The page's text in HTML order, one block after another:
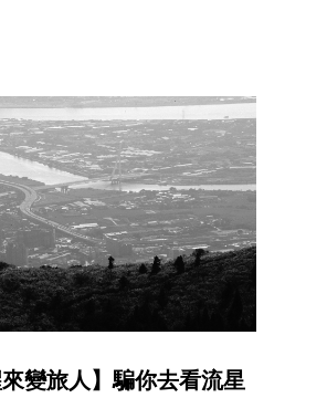
來變旅人】騙你去看流星